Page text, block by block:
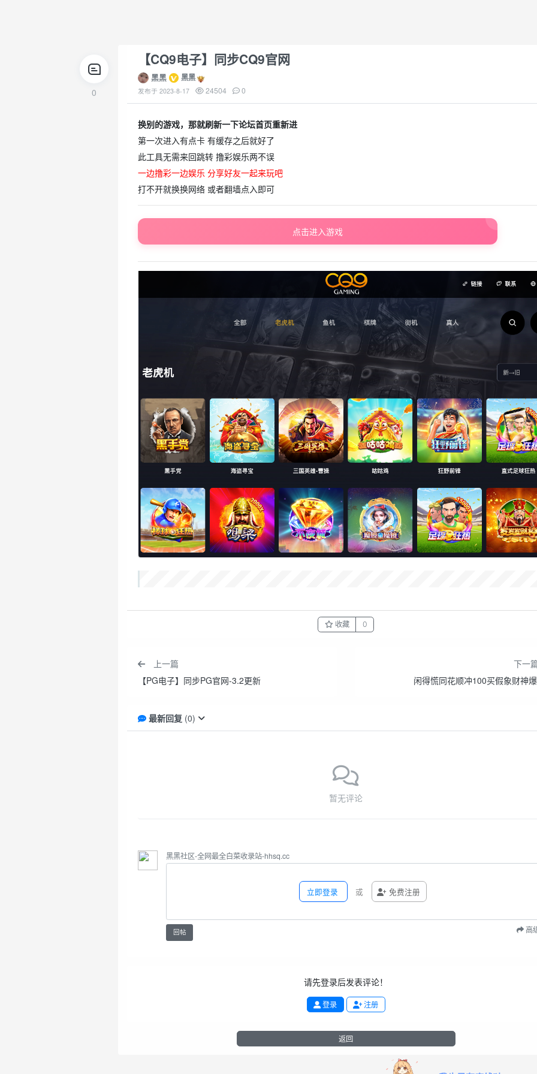
0
【CQ9电子】同步CQ9官网
黑黑 黑黑
发布于 2023-8-17 24504 0
换别的游戏，那就刷新一下论坛首页重新进
第一次进入有点卡 有缓存之后就好了
此工具无需来回跳转 撸彩娱乐两不误
一边撸彩一边娱乐 分享好友一起来玩吧
打不开就换换网络 或者翻墙点入即可
点击进入游戏
收藏 0
上一篇
【PG电子】同步PG官网-3.2更新
下一
闲得慌同花顺冲100买假象财神
最新回复(0)
暂无评论
黑黑社区-全网最全白菜收录站-hhsq.cc
立即登录 或 免费注册
回帖 高
请先登录后发表评论！
登录 注册
返回